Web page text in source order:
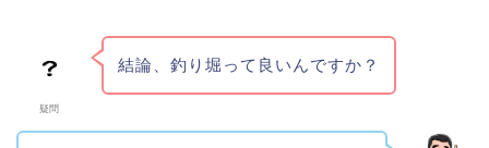
疑問
結論、釣り堀って良いんですか？